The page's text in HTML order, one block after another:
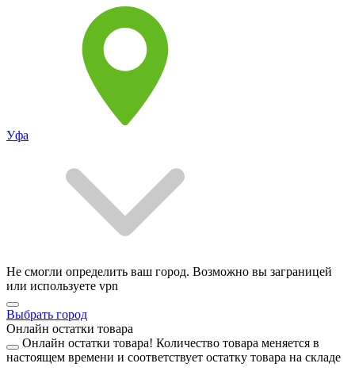
Уфа
Не смогли определить ваш город. Возможно вы заграницей
или используете vpn
Выбрать город
Онлайн остатки товара
Онлайн остатки товара! Количество товара меняется в
настоящем времени и соответствует остатку товара на складе